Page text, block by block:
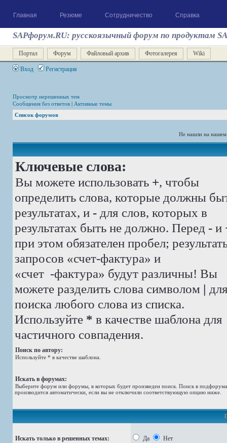
Главная Резюме Сотрудничество Справка
SAPфорум.RU: русскоязычный форум по продуктам
Портал Форум Файловый архив Фотогалерея Wiki
Вход Регистрация
Просмотр нерешенных тем
Сообщения без ответов | Активные темы
Список форумов
Не нашли на
Ключевые слова:
Вы можете использовать +, чтобы
определить слова, которые должны
результатах, и - для слов, которых в
результатах быть не должно. Перед - и
при этом обязателен пробел;
запросов «счет-фактура» и
«счет -фактура» будут различны! Вы
можете разделить слова символом |
поиска любого слова из списка.
Используйте * в качестве шаблона для
частичного совпадения.
Поиск по автору:
Используйте * в качестве шаблона.
Искать в форумах:
Выберите форум или форумы, в которых будет произведен поиск. Поиск в
производится автоматически, если вы не отключили соответствующую опцию ниже.
Искать только в решенных темах:
Да Нет